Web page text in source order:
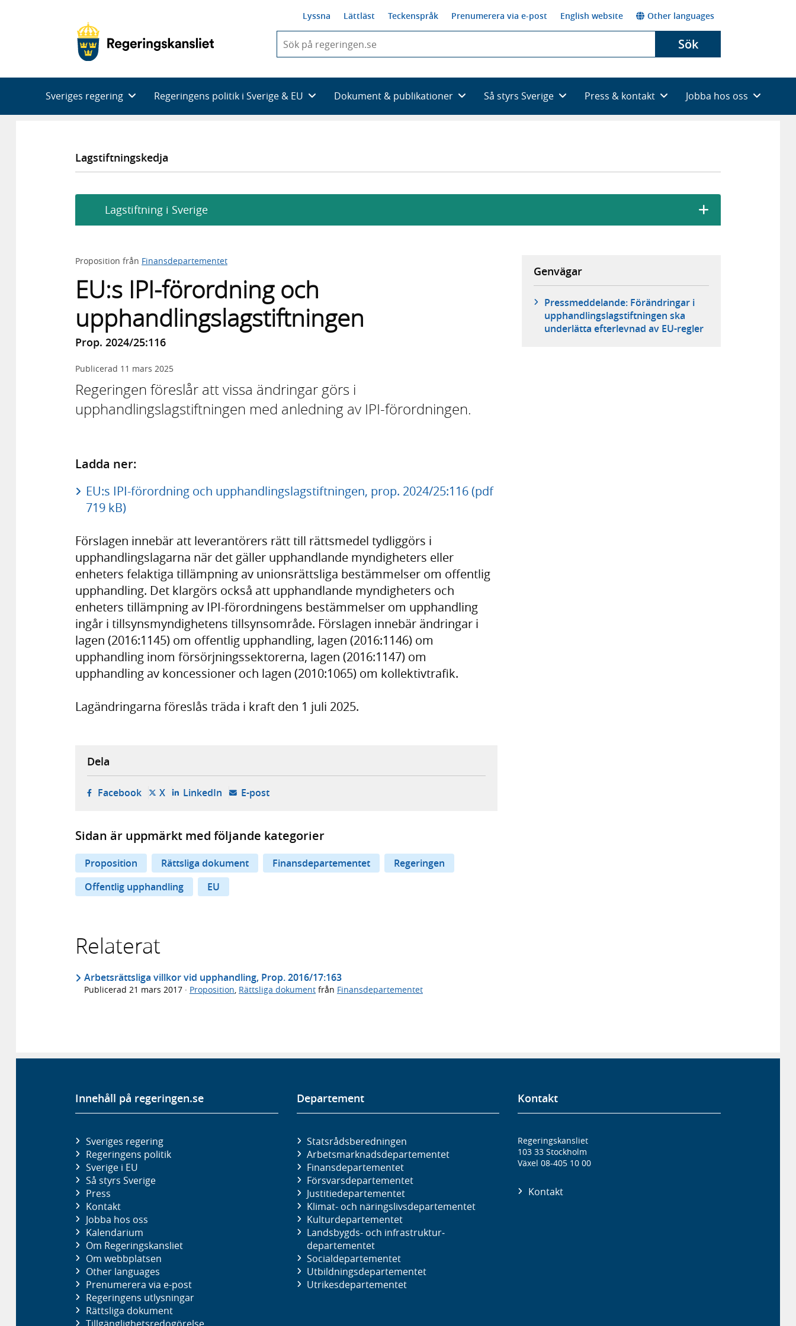
Lyssna Lättläst Teckenspråk Prenumerera via e-post English website Other languages
du
skriva
framträder
en
Sök
Sveriges regering Regeringens politik i Sverige & EU Dokument & publikationer Så styrs Sverige Press & kontakt Jobba hos oss
Lagstiftningskedja
Lagstiftning i Sverige
Proposition från Finansdepartementet
EU:s IPI-förordning och
upphandlingslagstiftningen
Prop. 2024/25:116
Publicerad 11 mars 2025
Regeringen föreslår att vissa ändringar görs i
upphandlingslagstiftningen med anledning av IPI-förordningen.
Ladda ner:
EU:s IPI-förordning och upphandlingslagstiftningen, prop. 2024/25:116 (pdf
719 kB)
Förslagen innebär att leverantörers rätt till rättsmedel tydliggörs i
upphandlingslagarna när det gäller upphandlande myndigheters eller
enheters felaktiga tillämpning av unionsrättsliga bestämmelser om offentlig
upphandling. Det klargörs också att upphandlande myndigheters och
enheters tillämpning av IPI-förordningens bestämmelser om upphandling
ingår i tillsynsmyndighetens tillsynsområde. Förslagen innebär ändringar i
lagen (2016:1145) om offentlig upphandling, lagen (2016:1146) om
upphandling inom försörjningssektorerna, lagen (2016:1147) om
upphandling av koncessioner och lagen (2010:1065) om kollektivtrafik.
Lagändringarna föreslås träda i kraft den 1 juli 2025.
Genvägar
Pressmeddelande: Förändringar i
upphandlingslagstiftningen ska
underlätta efterlevnad av EU-regler
Dela
Facebook- öppnas i ny flik, extern webbplats,
X- öppnas i ny flik, extern webbplats,
LinkedIn- öppnas i ny flik, extern webbplats,
E-post- öppnar din e-postklient,
Sidan är uppmärkt med följande kategorier
Proposition Rättsliga dokument Finansdepartementet
Regeringen
Offentlig upphandling
EU
Relaterat
Arbetsrättsliga villkor vid upphandling, Prop. 2016/17:163
Publicerad 21 mars 2017 · Proposition, Rättsliga dokument från Finansdepartementet
Innehåll på regeringen.se
Sveriges regering
Regeringens politik
Sverige i EU
Så styrs Sverige
Press
Kontakt
Jobba hos oss
Kalendarium
Om Regeringskansliet
Om webbplatsen
Other languages
Prenumerera via e-post
Regeringens utlysningar
Rättsliga dokument
Tillgänglighetsredogörelse
Departement
Statsrådsberedningen
Arbetsmarknads­departementet
Finans­departementet
Försvars­departementet
Justitie­departementet
Klimat- och näringslivs­departementet
Kultur­departementet
Landsbygds- och infrastruktur­
departementet
Social­departementet
Utbildnings­departementet
Utrikes­departementet
Kontakt
Regeringskansliet
103 33 Stockholm
Växel 08-405 10 00
Kontakt